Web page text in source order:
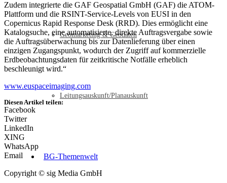
Geomarketing & Geodaten
Leitungsauskunft/Planauskunft
BG-Themenwelt
Zudem integrierte die GAF Geospatial GmbH (GAF) die ATOM-
Plattform und die RSINT-Service-Levels von EUSI in den
Copernicus Rapid Response Desk (RRD). Dies ermöglicht eine
Katalogsuche, eine automatisierte, direkte Auftragsvergabe sowie
die Auftragsüberwachung bis zur Datenlieferung über einen
einzigen Zugangspunkt, wodurch der Zugriff auf kommerzielle
Erdbeobachtungsdaten für zeitkritische Notfälle erheblich
beschleunigt wird.“
www.euspaceimaging.com
Diesen Artikel teilen:
Facebook
Twitter
LinkedIn
XING
WhatsApp
Email
Copyright © sig Media GmbH